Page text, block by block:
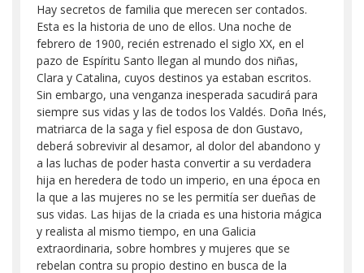
Hay secretos de familia que merecen ser contados.
Esta es la historia de uno de ellos. Una noche de
febrero de 1900, recién estrenado el siglo XX, en el
pazo de Espíritu Santo llegan al mundo dos niñas,
Clara y Catalina, cuyos destinos ya estaban escritos.
Sin embargo, una venganza inesperada sacudirá para
siempre sus vidas y las de todos los Valdés. Doña Inés,
matriarca de la saga y fiel esposa de don Gustavo,
deberá sobrevivir al desamor, al dolor del abandono y
a las luchas de poder hasta convertir a su verdadera
hija en heredera de todo un imperio, en una época en
la que a las mujeres no se les permitía ser dueñas de
sus vidas. Las hijas de la criada es una historia mágica
y realista al mismo tiempo, en una Galicia
extraordinaria, sobre hombres y mujeres que se
rebelan contra su propio destino en busca de la